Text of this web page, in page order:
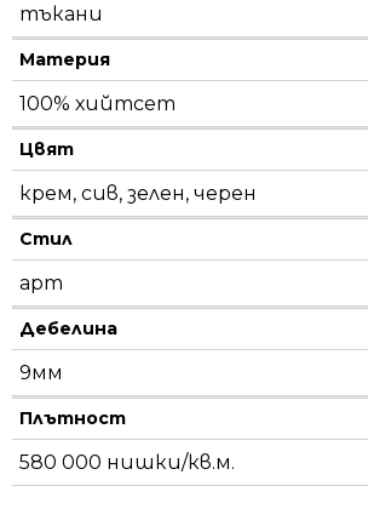
тъкани
Материя
100% хийтсет
Цвят
крем, сив, зелен, черен
Стил
арт
Дебелина
9мм
Плътност
580 000 нишки/кв.м.